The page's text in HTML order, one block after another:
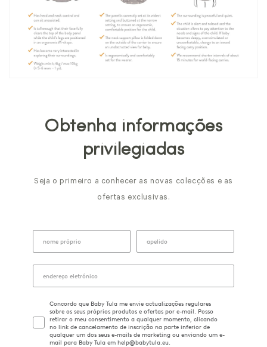
Obtenha informações
privilegiadas
Seja o primeiro a conhecer as novas colecções e as
ofertas exclusivas.
Concordo que Baby Tula me envie actualizações regulares
sobre os seus próprios produtos e ofertas por e-mail. Posso
retirar o meu consentimento a qualquer momento, clicando
no link de cancelamento de inscrição na parte inferior de
qualquer um dos seus e-mails de marketing ou enviando um e-
mail para Baby Tula em help@babytula.eu.